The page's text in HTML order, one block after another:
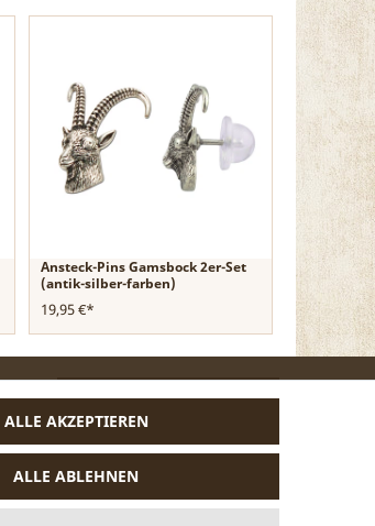
Ansteck-Pins Gamsbock 2er-Set
(antik-silber-farben)
19,95 €*
VERTRAG WIDERRUFEN
ALLE AKZEPTIEREN
ALLE ABLEHNEN